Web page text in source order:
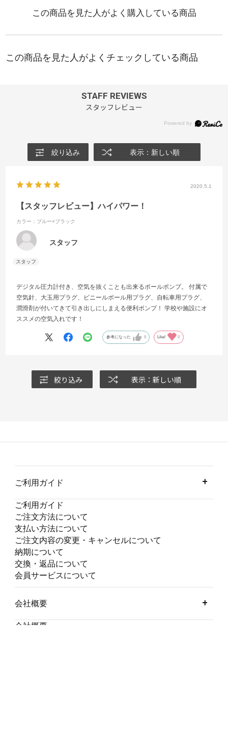
STAFF REVIEWS
スタッフレビュー
絞り込み 表示：新しい順
2020.5.1
【スタッフレビュー】ハイパワー！
カラー：ブルー×ブラック
スタッフ
デジタル圧力計付き、空気を抜くことも出来るボールポンプ。 付属で
空気針、大玉用プラグ、ビニールボール用プラグ、自転車用プラグ、
潤滑剤が付いてきて引き出しにしまえる便利ポンプ！ 学校や施設にオ
ススメの空気入れです！
参考になった 0 Like! 0
絞り込み 表示：新しい順
ご利用ガイド
ご利用ガイド
ご注文方法について
支払い方法について
ご注文内容の変更・キャンセルについて
納期について
交換・返品について
会員サービスについて
会社概要
会社概要